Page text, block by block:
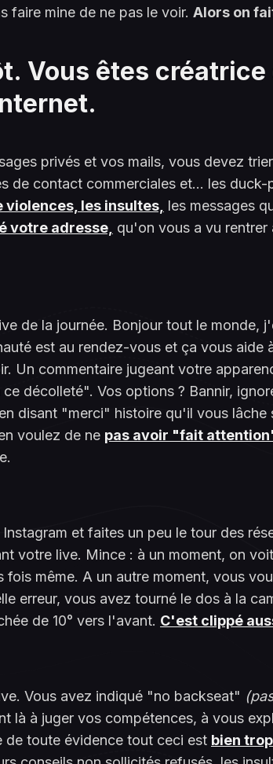
faire mine de ne pas le voir. Alors on
Vous êtes créatrice
privés et vos mails, vous devez
de contact commerciales et... les duck-
violences, les insultes, les messages
votre adresse, qu'on vous a vu rentrer
de la journée. Bonjour tout le monde,
est au rendez-vous et ça vous aide
Un commentaire jugeant votre
décolleté". Vos options ? Bannir,
disant "merci" histoire qu'il vous lâche
voulez de ne pas avoir "fait
et faites un peu le tour des
votre live. Mince : à un moment, on voit
fois même. A un autre moment, vous
erreur, vous avez tourné le dos à la
de 10° vers l'avant. C'est clippé
Vous avez indiqué "no backseat"
là à juger vos compétences, à vous
de toute évidence tout ceci est bien